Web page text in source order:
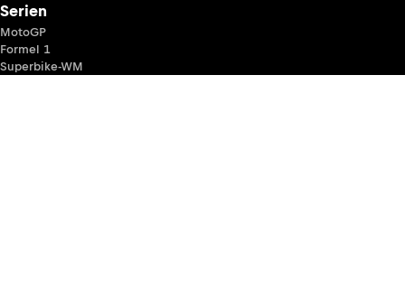
Serien
MotoGP
Formel 1
Superbike-WM